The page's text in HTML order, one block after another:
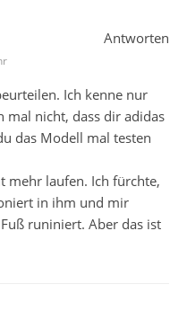
Ich kenne nur
mal nicht, dass dir adidas
das Modell mal testen
mehr laufen. Ich fürchte,
in ihm und mir
runiniert. Aber das ist
Antworten